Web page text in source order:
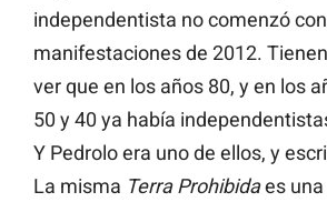
independentista no comenzó
manifestaciones de 2012.
ver que en los años 80, y en los
50 y 40 ya había
Y Pedrolo era uno de ellos, y
La misma Terra Prohibidaes una